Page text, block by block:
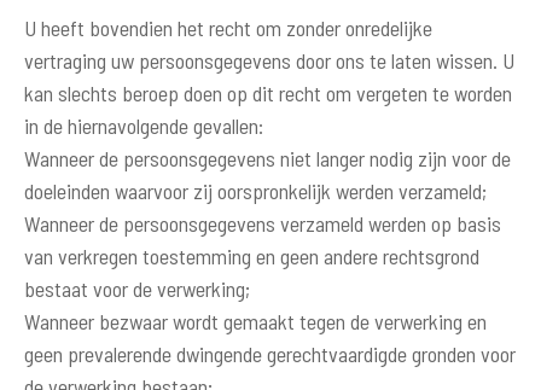
U heeft bovendien het recht om zonder onredelijke
vertraging uw persoonsgegevens door ons te laten wissen. U
kan slechts beroep doen op dit recht om vergeten te worden
in de hiernavolgende gevallen:
Wanneer de persoonsgegevens niet langer nodig zijn voor de
doeleinden waarvoor zij oorspronkelijk werden verzameld;
Wanneer de persoonsgegevens verzameld werden op basis
van verkregen toestemming en geen andere rechtsgrond
bestaat voor de verwerking;
Wanneer bezwaar wordt gemaakt tegen de verwerking en
geen prevalerende dwingende gerechtvaardigde gronden voor